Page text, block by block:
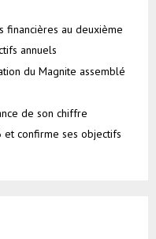
financières au deuxième
annuels
du Magnite assemblé
de son chiffre
et confirme ses objectifs